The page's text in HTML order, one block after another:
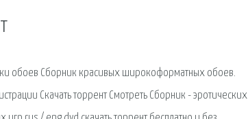
обоев Сборник красивых широкоформатных обоев.
Скачать торрент Смотреть Сборник - эротических